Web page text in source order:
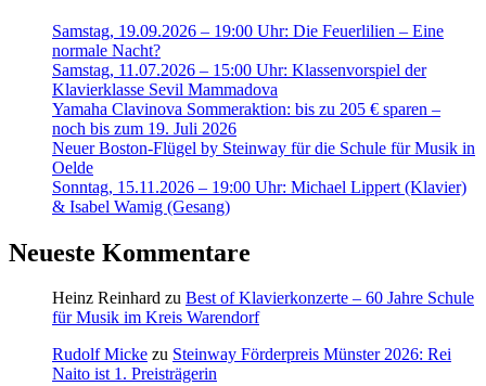
Samstag, 19.09.2026 – 19:00 Uhr: Die Feuerlilien – Eine
normale Nacht?
Samstag, 11.07.2026 – 15:00 Uhr: Klassenvorspiel der
Klavierklasse Sevil Mammadova
Yamaha Clavinova Sommeraktion: bis zu 205 € sparen –
noch bis zum 19. Juli 2026
Neuer Boston-Flügel by Steinway für die Schule für Musik in
Oelde
Sonntag, 15.11.2026 – 19:00 Uhr: Michael Lippert (Klavier)
& Isabel Wamig (Gesang)
Neueste Kommentare
Heinz Reinhard zu Best of Klavierkonzerte – 60 Jahre Schule
für Musik im Kreis Warendorf
Rudolf Micke zu Steinway Förderpreis Münster 2026: Rei
Naito ist 1. Preisträgerin